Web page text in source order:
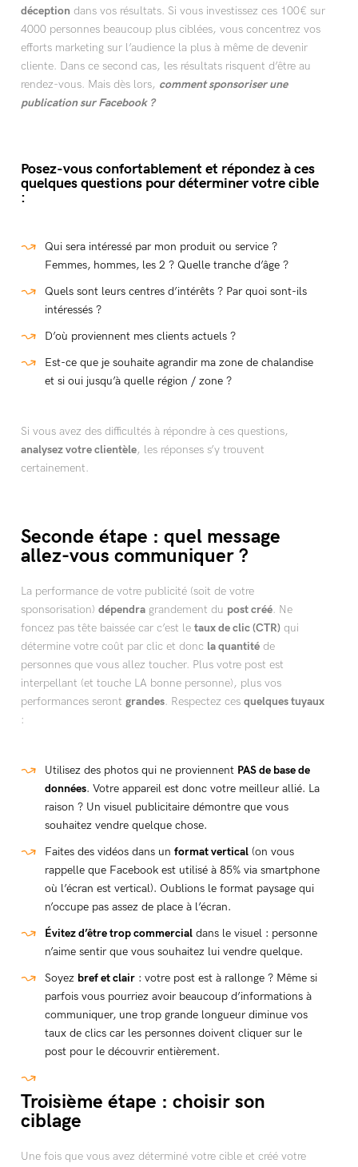
déception dans vos résultats. Si vous investissez ces 100€ sur
4000 personnes beaucoup plus ciblées, vous concentrez vos
efforts marketing sur l’audience la plus à même de devenir
cliente. Dans ce second cas, les résultats risquent d’être au
rendez-vous. Mais dès lors, comment sponsoriser une
publication sur Facebook ?
Posez-vous confortablement et répondez à ces
quelques questions pour déterminer votre cible
:
Qui sera intéressé par mon produit ou service ?
Femmes, hommes, les 2 ? Quelle tranche d’âge ?
Quels sont leurs centres d’intérêts ? Par quoi sont-ils
intéressés ?
D’où proviennent mes clients actuels ?
Est-ce que je souhaite agrandir ma zone de chalandise
et si oui jusqu’à quelle région / zone ?
Si vous avez des difficultés à répondre à ces questions,
analysez votre clientèle, les réponses s’y trouvent
certainement.
Seconde étape : quel message
allez-vous communiquer ?
La performance de votre publicité (soit de votre
sponsorisation) dépendragrandement du post créé. Ne
foncez pas tête baissée car c’est le taux de clic (CTR)qui
détermine votre coût par clic et donc la quantitéde
personnes que vous allez toucher. Plus votre post est
interpellant (et touche LA bonne personne), plus vos
performances seront grandes. Respectez ces quelques tuyaux
:
Utilisez des photos qui ne proviennent PAS de base de
données. Votre appareil est donc votre meilleur allié. La
raison ? Un visuel publicitaire démontre que vous
souhaitez vendre quelque chose.
Faites des vidéos dans un format vertical(on vous
rappelle que Facebook est utilisé à 85% via smartphone
où l’écran est vertical). Oublions le format paysage qui
n’occupe pas assez de place à l’écran.
Évitez d’être trop commercialdans le visuel : personne
n’aime sentir que vous souhaitez lui vendre quelque.
Soyez bref et clair: votre post est à rallonge ? Même si
parfois vous pourriez avoir beaucoup d’informations à
communiquer, une trop grande longueur diminue vos
taux de clics car les personnes doivent cliquer sur le
post pour le découvrir entièrement.
Troisième étape : choisir son
ciblage
Une fois que vous avez déterminé votre cible et créé votre